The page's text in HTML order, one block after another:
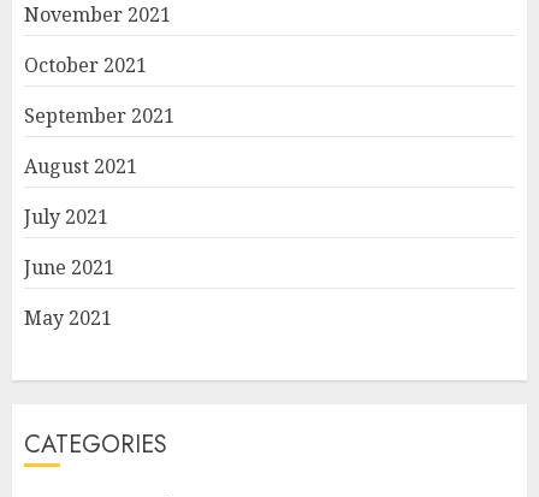
November 2021
October 2021
September 2021
August 2021
July 2021
June 2021
May 2021
CATEGORIES